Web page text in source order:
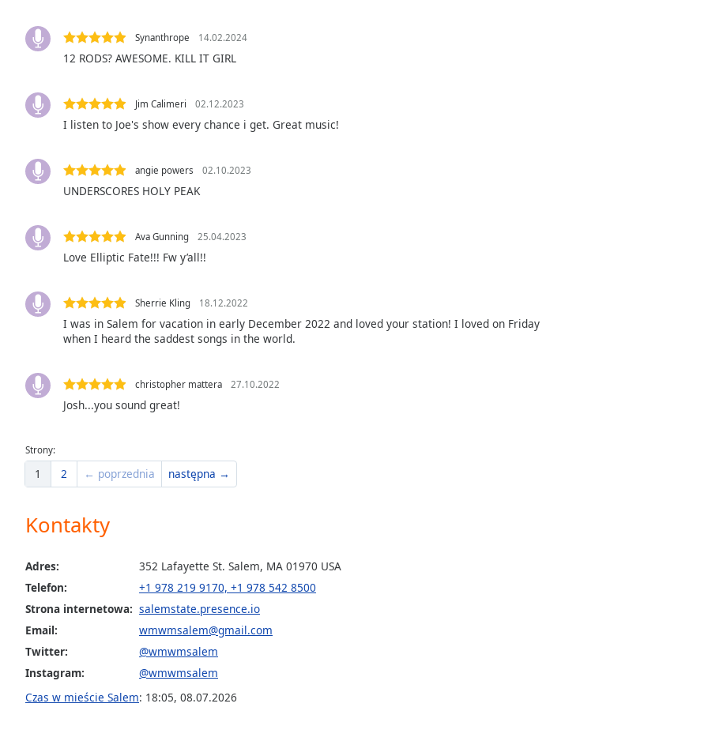
Audio
Track
in-
Picture
Beginning
window.
Escape
close
Opacity
Background
Color
Opacity
Caption
Synanthrope 14.02.2024
12 RODS? AWESOME. KILL IT GIRL
Jim Calimeri 02.12.2023
I listen to Joe's show every chance i get. Great music!
angie powers 02.10.2023
UNDERSCORES HOLY PEAK
Ava Gunning 25.04.2023
Love Elliptic Fate!!! Fw y’all!!
Sherrie Kling 18.12.2022
I was in Salem for vacation in early December 2022 and loved your station! I loved on Friday
when I heard the saddest songs in the world.
christopher mattera 27.10.2022
Josh...you sound great!
Strony:
1 2 ← poprzednia następna →
Kontakty
Adres:
352 Lafayette St. Salem, MA 01970 USA
Telefon:
+1 978 219 9170, +1 978 542 8500
Strona internetowa: salemstate.presence.io
Email:
wmwmsalem@gmail.com
Twitter:
@wmwmsalem
Instagram:
@wmwmsalem
Czas w mieście Salem: 18:05, 08.07.2026